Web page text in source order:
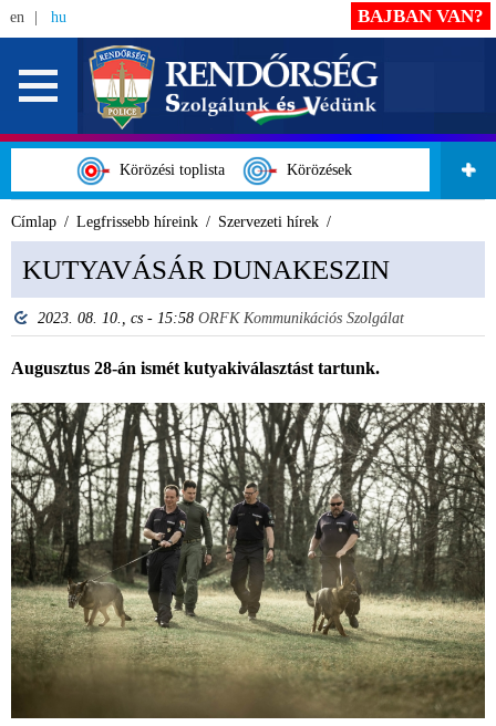
en hu
Körözési toplista Körözések
BAJBAN VAN?
Címlap Legfrissebb híreink Szervezeti hírek
KUTYAVÁSÁR DUNAKESZIN
2023. 08. 10., cs - 15:58 ORFK Kommunikációs Szolgálat
Augusztus 28-án ismét kutyakiválasztást tartunk.